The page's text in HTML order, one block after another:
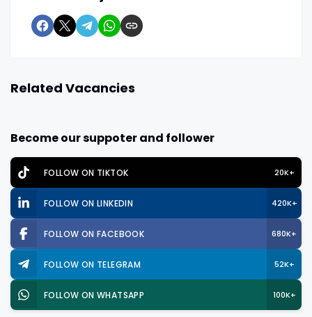
Related Vacancies
Become our suppoter and follower
FOLLOW ON TIKTOK 20K+
FOLLOW ON LINKEDIN 420K+
FOLLOW ON FACEBOOK 680K+
FOLLOW ON TELEGRAM 52K+
FOLLOW ON WHATSAPP 100K+